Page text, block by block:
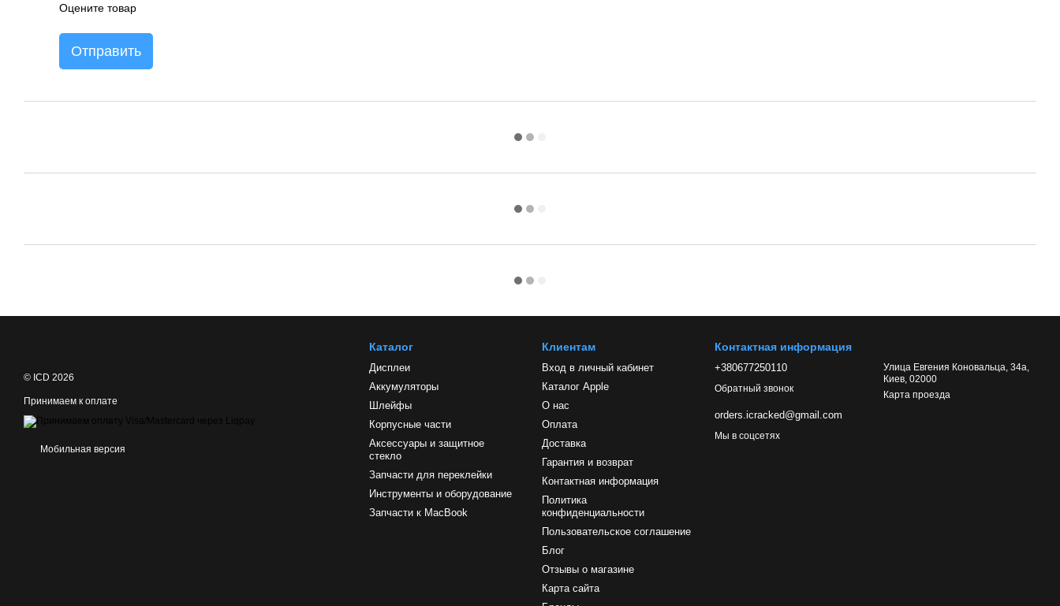
Оцените товар
Отправить
© ICD 2026
Принимаем к оплате
Мобильная версия
Каталог
Дисплеи
Аккумуляторы
Шлейфы
Корпусные части
Аксессуары и защитное
стекло
Запчасти для переклейки
Инструменты и оборудование
Запчасти к MacBook
Клиентам
Вход в личный кабинет
Каталог Apple
О нас
Оплата
Доставка
Гарантия и возврат
Контактная информация
Политика
конфиденциальности
Пользовательское соглашение
Блог
Отзывы о магазине
Карта сайта
Контактная информация
+380677250110
Обратный звонок
orders.icracked@gmail.com
Улица Евгения Коновальца, 34а,
Киев, 02000
Карта проезда
Мы в соцсетях